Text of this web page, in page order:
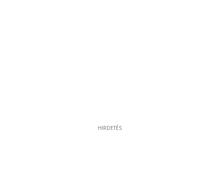
HIRDETÉS